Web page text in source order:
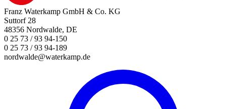
Franz Waterkamp GmbH & Co. KG
Suttorf 28
48356 Nordwalde, DE
0 25 73 / 93 94-150
0 25 73 / 93 94-189
nordwalde@waterkamp.de